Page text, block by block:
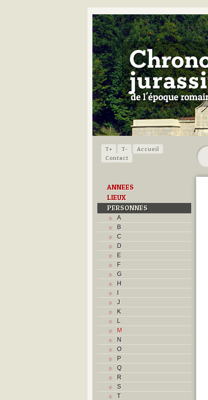
T+ T-
Accueil
Contact
ANNEES
LIEUX
PERSONNES
A
B
C
D
E
F
G
H
I
J
K
L
M
N
O
P
Q
R
S
T